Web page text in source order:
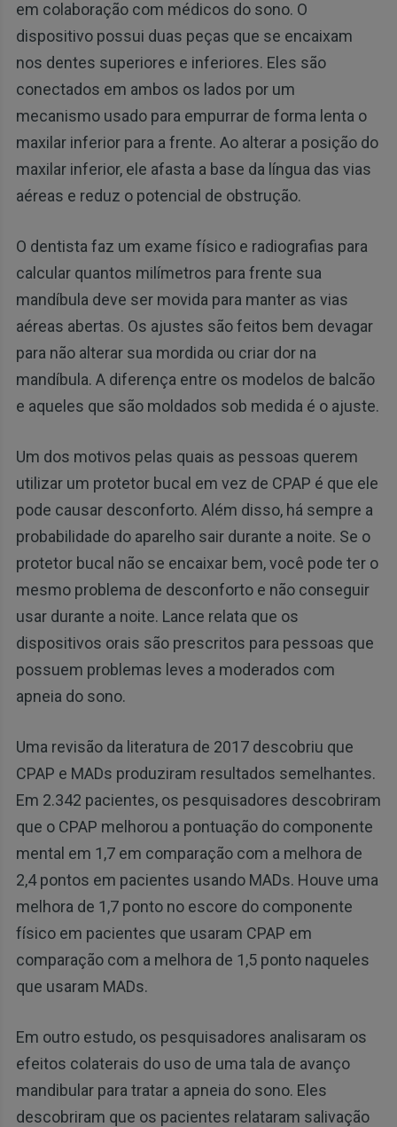
em colaboração com médicos do sono. O
dispositivo possui duas peças que se encaixam
nos dentes superiores e inferiores. Eles são
conectados em ambos os lados por um
mecanismo usado para empurrar de forma lenta o
maxilar inferior para a frente. Ao alterar a posição do
maxilar inferior, ele afasta a base da língua das vias
aéreas e reduz o potencial de obstrução.
O dentista faz um exame físico e radiografias para
calcular quantos milímetros para frente sua
mandíbula deve ser movida para manter as vias
aéreas abertas. Os ajustes são feitos bem devagar
para não alterar sua mordida ou criar dor na
mandíbula. A diferença entre os modelos de balcão
e aqueles que são moldados sob medida é o ajuste.
Um dos motivos pelas quais as pessoas querem
utilizar um protetor bucal em vez de CPAP é que ele
pode causar desconforto. Além disso, há sempre a
probabilidade do aparelho sair durante a noite. Se o
protetor bucal não se encaixar bem, você pode ter o
mesmo problema de desconforto e não conseguir
usar durante a noite. Lance relata que os
dispositivos orais são prescritos para pessoas que
possuem problemas leves a moderados com
apneia do sono.
Uma revisão da literatura de 2017 descobriu que
CPAP e MADs produziram resultados semelhantes.
Em 2.342 pacientes, os pesquisadores descobriram
que o CPAP melhorou a pontuação do componente
mental em 1,7 em comparação com a melhora de
2,4 pontos em pacientes usando MADs. Houve uma
melhora de 1,7 ponto no escore do componente
físico em pacientes que usaram CPAP em
comparação com a melhora de 1,5 ponto naqueles
que usaram MADs.
Em outro estudo, os pesquisadores analisaram os
efeitos colaterais do uso de uma tala de avanço
mandibular para tratar a apneia do sono. Eles
descobriram que os pacientes relataram salivação